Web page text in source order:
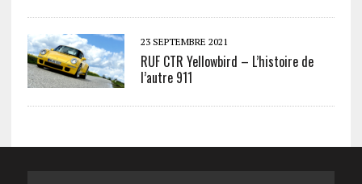
23 SEPTEMBRE 2021
RUF CTR Yellowbird – L’histoire de
l’autre 911